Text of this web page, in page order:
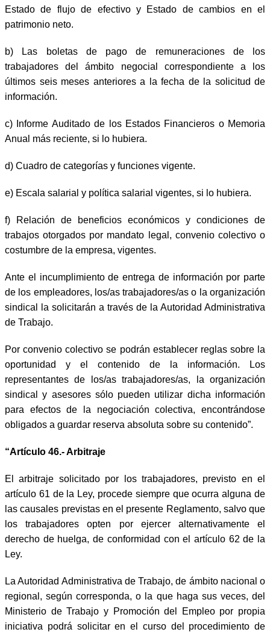
Estado de flujo de efectivo y Estado de cambios en el
patrimonio neto.
b) Las boletas de pago de remuneraciones de los
trabajadores del ámbito negocial correspondiente a los
últimos seis meses anteriores a la fecha de la solicitud de
información.
c) Informe Auditado de los Estados Financieros o Memoria
Anual más reciente, si lo hubiera.
d) Cuadro de categorías y funciones vigente.
e) Escala salarial y política salarial vigentes, si lo hubiera.
f) Relación de beneficios económicos y condiciones de
trabajos otorgados por mandato legal, convenio colectivo o
costumbre de la empresa, vigentes.
Ante el incumplimiento de entrega de información por parte
de los empleadores, los/as trabajadores/as o la organización
sindical la solicitarán a través de la Autoridad Administrativa
de Trabajo.
Por convenio colectivo se podrán establecer reglas sobre la
oportunidad y el contenido de la información. Los
representantes de los/as trabajadores/as, la organización
sindical y asesores sólo pueden utilizar dicha información
para efectos de la negociación colectiva, encontrándose
obligados a guardar reserva absoluta sobre su contenido”.
“Artículo 46.- Arbitraje
El arbitraje solicitado por los trabajadores, previsto en el
artículo 61 de la Ley, procede siempre que ocurra alguna de
las causales previstas en el presente Reglamento, salvo que
los trabajadores opten por ejercer alternativamente el
derecho de huelga, de conformidad con el artículo 62 de la
Ley.
La Autoridad Administrativa de Trabajo, de ámbito nacional o
regional, según corresponda, o la que haga sus veces, del
Ministerio de Trabajo y Promoción del Empleo por propia
iniciativa podrá solicitar en el curso del procedimiento de